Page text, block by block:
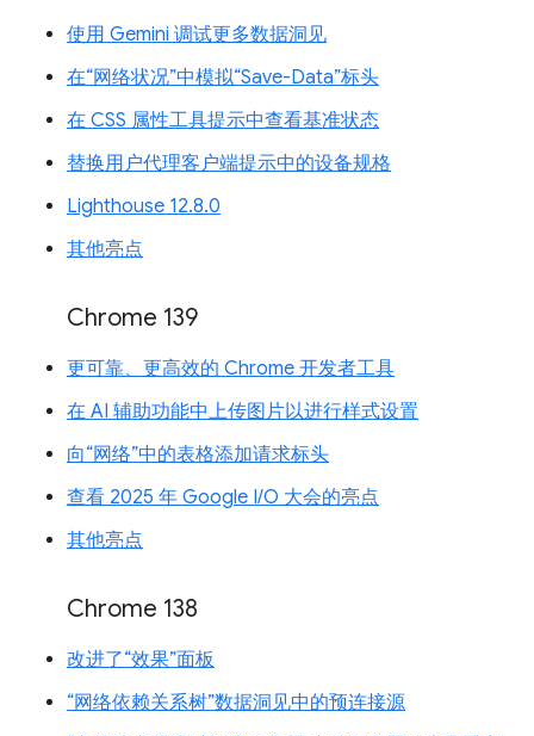
使用 Gemini 调试更多数据洞见
在“网络状况”中模拟“Save-Data”标头
在 CSS 属性工具提示中查看基准状态
替换用户代理客户端提示中的设备规格
Lighthouse 12.8.0
其他亮点
Chrome 139
更可靠、更高效的 Chrome 开发者工具
在 AI 辅助功能中上传图片以进行样式设置
向“网络”中的表格添加请求标头
查看 2025 年 Google I/O 大会的亮点
其他亮点
Chrome 138
改进了“效果”面板
“网络依赖关系树”数据洞见中的预连接源